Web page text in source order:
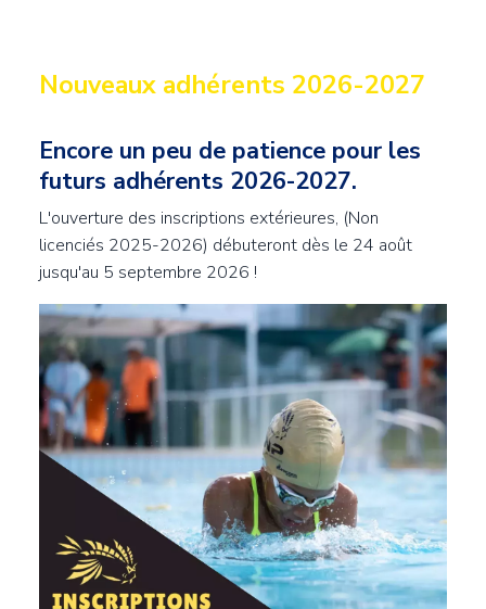
Titre
Nouveaux adhérents 2026-2027
Contenu
Encore un peu de patience pour les
futurs adhérents 2026-2027.
L'ouverture des inscriptions extérieures, (Non
licenciés 2025-2026) débuteront dès le 24 août
jusqu'au 5 septembre 2026 !
Image